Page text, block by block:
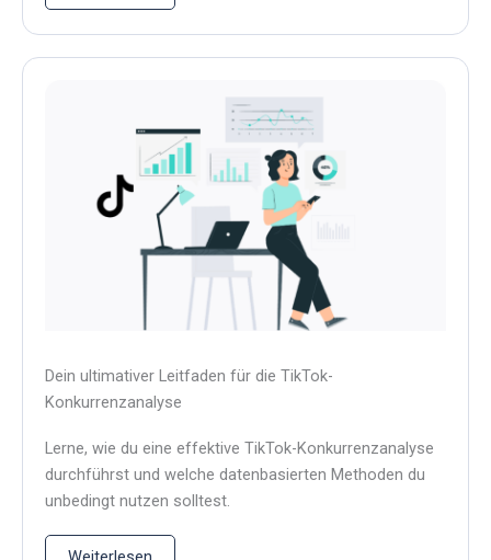
Dein ultimativer Leitfaden für die TikTok-
Konkurrenzanalyse
Lerne, wie du eine effektive TikTok-Konkurrenzanalyse
durchführst und welche datenbasierten Methoden du
unbedingt nutzen solltest.